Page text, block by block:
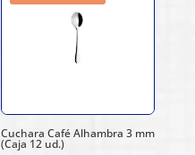
Cuchara Café Alhambra 3 mm
(Caja 12 ud.)